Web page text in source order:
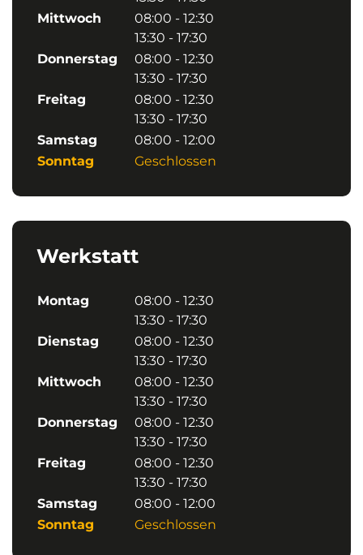
Mittwoch
08:00 - 12:30
13:30 - 17:30
Donnerstag
08:00 - 12:30
13:30 - 17:30
Freitag
08:00 - 12:30
13:30 - 17:30
Samstag
08:00 - 12:00
Sonntag
Geschlossen
Werkstatt
Montag
08:00 - 12:30
13:30 - 17:30
Dienstag
08:00 - 12:30
13:30 - 17:30
Mittwoch
08:00 - 12:30
13:30 - 17:30
Donnerstag
08:00 - 12:30
13:30 - 17:30
Freitag
08:00 - 12:30
13:30 - 17:30
Samstag
08:00 - 12:00
Sonntag
Geschlossen